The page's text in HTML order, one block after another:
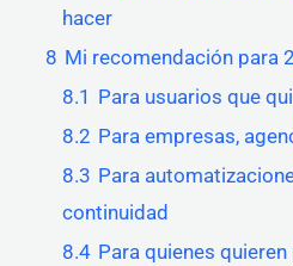
hacer
8 Mi recomendación para
8.1 Para usuarios que
8.2 Para empresas,
8.3 Para
continuidad
8.4 Para quienes